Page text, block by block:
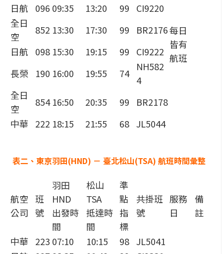
每日
皆有
航班
日航
096 09:35 13:20 99
CI9220
全日
空
852 13:30 17:30 99
BR2176
日航
098 15:30 19:15 99
CI9222
長榮
190 16:00 19:55 74
NH582
4
全日
空
854 16:50 20:35 99
BR2178
中華 222 18:15 21:55 68 JL5044
表二、東京羽田(HND) － 臺北松山(TSA) 航班時間彙整
航空
公司
班
號
羽田
HND
出發時
間
松山
TSA
抵達時
間
準
點
指
標
共掛班
號
服務
日
備
註
中華 223 07:10 10:15 98 JL5041